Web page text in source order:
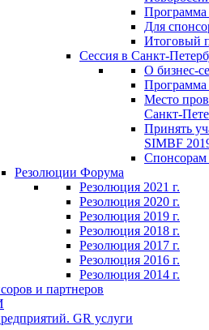
Программа
Для
Итоговый
Сессия в Санкт-
О бизнес-
Программа
Место
Санкт-
Принять
SIMBF
Спонсорам
Резолюции Форума
Резолюция 2021 г.
Резолюция 2020 г.
Резолюция 2019 г.
Резолюция 2018 г.
Резолюция 2017 г.
Резолюция 2016 г.
Резолюция 2014 г.
и партнеров
GR услуги